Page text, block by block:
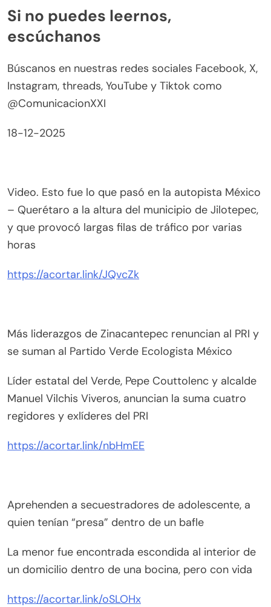
Si no puedes leernos,
escúchanos
Búscanos en nuestras redes sociales Facebook, X,
Instagram, threads, YouTube y Tiktok como
@ComunicacionXXI
18-12-2025
Video. Esto fue lo que pasó en la autopista México
– Querétaro a la altura del municipio de Jilotepec,
y que provocó largas filas de tráfico por varias
horas
https://acortar.link/JQvcZk
Más liderazgos de Zinacantepec renuncian al PRI y
se suman al Partido Verde Ecologista México
Líder estatal del Verde, Pepe Couttolenc y alcalde
Manuel Vilchis Viveros, anuncian la suma cuatro
regidores y exlíderes del PRI
https://acortar.link/nbHmEE
Aprehenden a secuestradores de adolescente, a
quien tenían “presa” dentro de un bafle
La menor fue encontrada escondida al interior de
un domicilio dentro de una bocina, pero con vida
https://acortar.link/oSLOHx